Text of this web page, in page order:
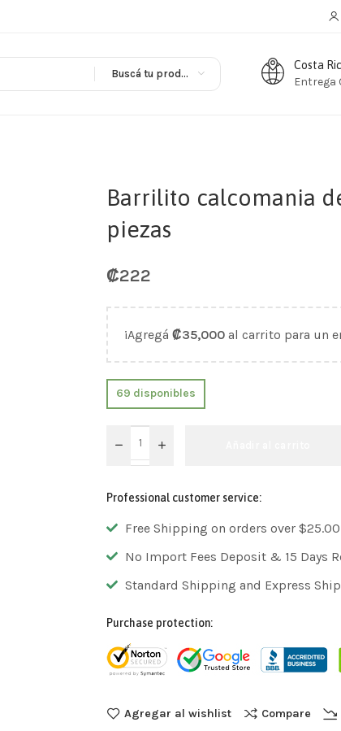
Buscá tu producto en
Costa
Entrega
Barrilito calcomania
piezas
₡222
¡Agregá ₡35,000 al carrito para un
69 disponibles
Professional customer service:
Free Shipping on orders over $25.00
No Import Fees Deposit & 15 Days
Standard Shipping and Express
Purchase protection:
Agregar al wishlist Compare